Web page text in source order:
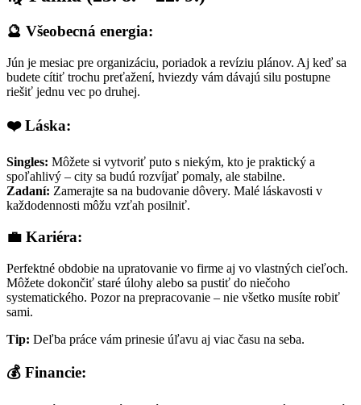
🔮 Všeobecná energia:
Jún je mesiac pre organizáciu, poriadok a revíziu plánov. Aj keď sa
budete cítiť trochu preťažení, hviezdy vám dávajú silu postupne
riešiť jednu vec po druhej.
❤️ Láska:
Singles: Môžete si vytvoriť puto s niekým, kto je praktický a
spoľahlivý – city sa budú rozvíjať pomaly, ale stabilne.
Zadaní: Zamerajte sa na budovanie dôvery. Malé láskavosti v
každodennosti môžu vzťah posilniť.
💼 Kariéra:
Perfektné obdobie na upratovanie vo firme aj vo vlastných cieľoch.
Môžete dokončiť staré úlohy alebo sa pustiť do niečoho
systematického. Pozor na prepracovanie – nie všetko musíte robiť
sami.
Tip: Deľba práce vám prinesie úľavu aj viac času na seba.
💰 Financie: